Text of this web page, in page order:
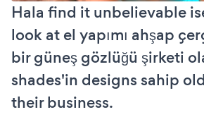
Hala find it unbelievable
look at el yapımı ahşap
bir güneş gözlüğü şirketi
shades'in designs sahip
their business.